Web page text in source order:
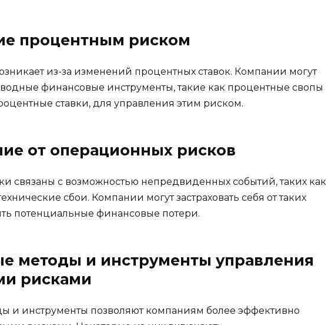
процентным риском
из-за изменений процентных ставок. Компании могут
финансовые инструменты, такие как процентные свопы
ставки, для управления этим риском.
от операционных рисков
связаны с возможностью непредвиденных событий, таких как
сбои. Компании могут застраховать себя от таких
потенциальные финансовые потери.
методы и инструменты управления
рисками
и инструменты позволяют компаниям более эффективно